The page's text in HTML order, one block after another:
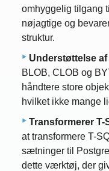
omhyggelig tilgang
nøjagtige og
struktur.
Understøttelse
BLOB, CLOB og
håndtere store
hvilket ikke mange
Transformerer
at transformere T-
sætninger til
dette værktøj, der